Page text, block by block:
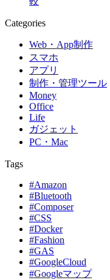
Categories
Web・App制作
スマホ
アプリ
制作・管理ツール
Money
Office
Life
ガジェット
PC・Mac
Tags
#Amazon
#Bluetooth
#Composer
#CSS
#Docker
#Fashion
#GAS
#GoogleCloud
#Googleマップ